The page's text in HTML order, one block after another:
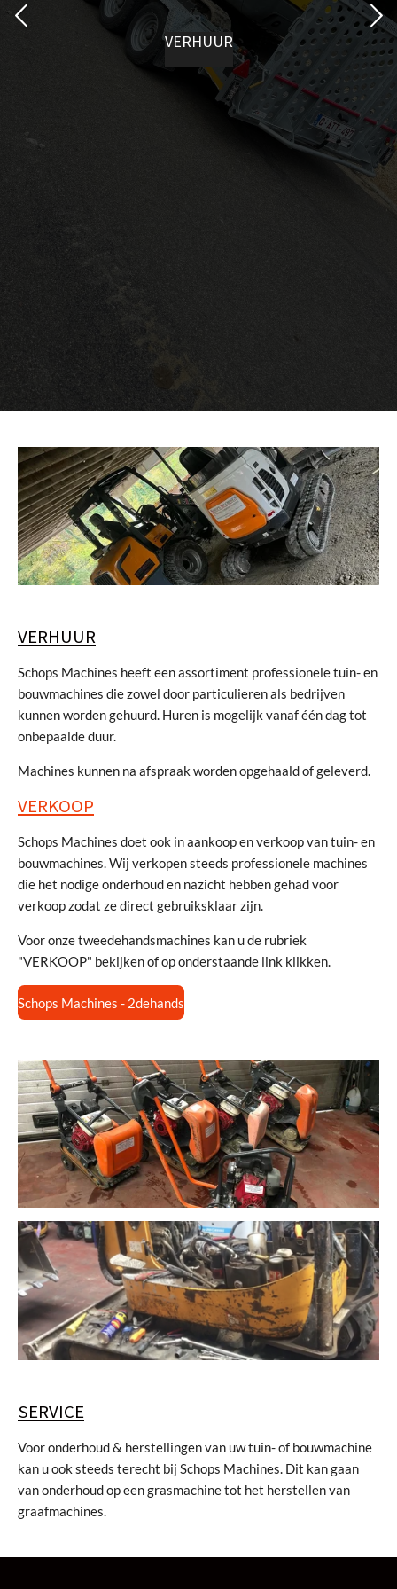
VERHUUR
VERHUUR
Schops Machines heeft een assortiment professionele tuin- en
bouwmachines die zowel door particulieren als bedrijven
kunnen worden gehuurd. Huren is mogelijk vanaf één dag tot
onbepaalde duur.
Machines kunnen na afspraak worden opgehaald of geleverd.
VERKOOP
Schops Machines doet ook in aankoop en verkoop van tuin- en
bouwmachines. Wij verkopen steeds professionele machines
die het nodige onderhoud en nazicht hebben gehad voor
verkoop zodat ze direct gebruiksklaar zijn.
Voor onze tweedehandsmachines kan u de rubriek
"VERKOOP" bekijken of op onderstaande link klikken.
Schops Machines - 2dehands
SERVICE
Voor onderhoud & herstellingen van uw tuin- of bouwmachine
kan u ook steeds terecht bij Schops Machines. Dit kan gaan
van onderhoud op een grasmachine tot het herstellen van
graafmachines.